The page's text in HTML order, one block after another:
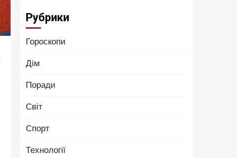
Рубрики
Гороскопи
Дім
Поради
Світ
Спорт
Технології